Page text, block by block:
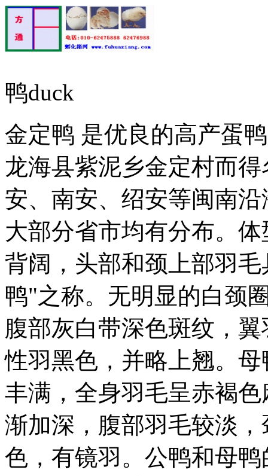
鸭duck
金定鸭 是优良的高产蛋
龙海县紫泥乡金定村而
安、南安、绍安等闽南
大部分省市均有分布。
背阔，头部和颈上部羽
鸭"之称。无明显的白颈
腹部灰白带深色斑纹，
性羽黑色，并略上翘。
丰满，全身羽毛呈赤褐
渐加深，腹部羽毛较淡
色，有镜羽。公鸭和母